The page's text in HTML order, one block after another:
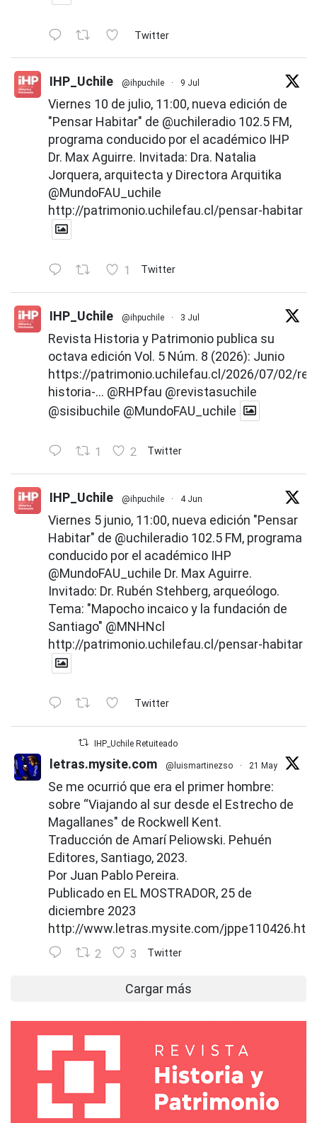
Twitter
IHP_Uchile @ihpuchile · 9 Jul
Viernes 10 de julio, 11:00, nueva edición de
"Pensar Habitar" de @uchileradio 102.5 FM,
programa conducido por el académico IHP
Dr. Max Aguirre. Invitada: Dra. Natalia
Jorquera, arquitecta y Directora Arquitika
@MundoFAU_uchile
http://patrimonio.uchilefau.cl/pensar-habitar
1 Twitter
IHP_Uchile @ihpuchile · 3 Jul
Revista Historia y Patrimonio publica su
octava edición Vol. 5 Núm. 8 (2026): Junio
https://patrimonio.uchilefau.cl/2026/07/02/
historia-... @RHPfau @revistasuchile
@sisibuchile @MundoFAU_uchile
1 2 Twitter
IHP_Uchile @ihpuchile · 4 Jun
Viernes 5 junio, 11:00, nueva edición "Pensar
Habitar" de @uchileradio 102.5 FM, programa
conducido por el académico IHP
@MundoFAU_uchile Dr. Max Aguirre.
Invitado: Dr. Rubén Stehberg, arqueólogo.
Tema: "Mapocho incaico y la fundación de
Santiago" @MNHNcl
http://patrimonio.uchilefau.cl/pensar-habitar
Twitter
IHP_Uchile Retuiteado
letras.mysite.com @luismartinezso · 21 May
Se me ocurrió que era el primer hombre:
sobre “Viajando al sur desde el Estrecho de
Magallanes" de Rockwell Kent.
Traducción de Amarí Peliowski. Pehuén
Editores, Santiago, 2023.
Por Juan Pablo Pereira.
Publicado en EL MOSTRADOR, 25 de
diciembre 2023
http://www.letras.mysite.com/
2 3 Twitter
Cargar más